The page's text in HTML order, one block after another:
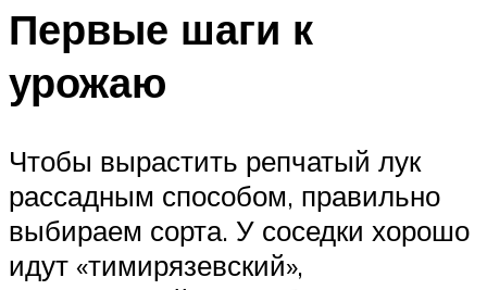
Первые шаги к
урожаю
Чтобы вырастить репчатый лук
рассадным способом, правильно
выбираем сорта. У соседки хорошо
идут «тимирязевский»,